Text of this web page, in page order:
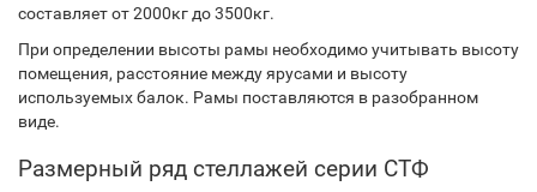
составляет от 2000кг до 3500кг.
При определении высоты рамы необходимо учитывать высоту
помещения, расстояние между ярусами и высоту
используемых балок. Рамы поставляются в разобранном
виде.
Размерный ряд стеллажей серии СТФ